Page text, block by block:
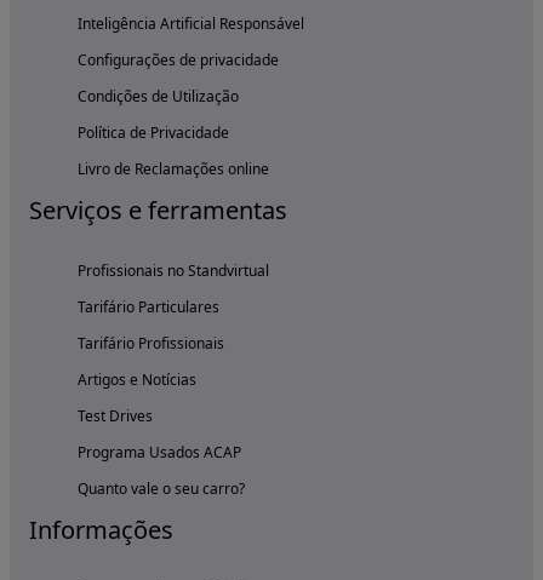
Inteligência Artificial Responsável
Configurações de privacidade
Condições de Utilização
Política de Privacidade
Livro de Reclamações online
Serviços e ferramentas
Profissionais no Standvirtual
Tarifário Particulares
Tarifário Profissionais
Artigos e Notícias
Test Drives
Programa Usados ACAP
Quanto vale o seu carro?
Informações